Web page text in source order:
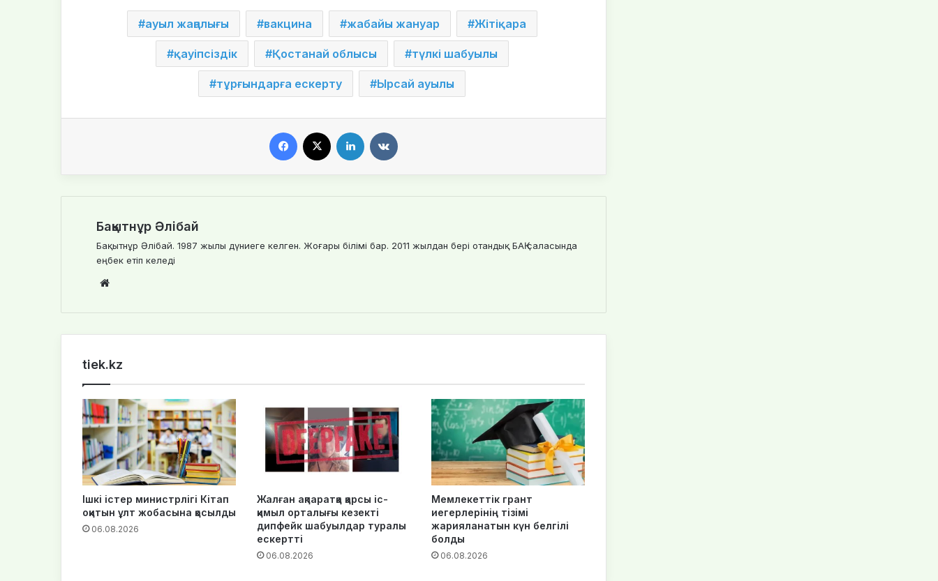
ауыл жаңалығы вакцина жабайы жануар Жітіқара
қауіпсіздік Қостанай облысы түлкі шабуылы
тұрғындарға ескерту Ырсай ауылы
Facebook LinkedIn
Бақытнұр Әлібай
Бақытнұр Әлібай. 1987 жылы дүниеге келген. Жоғары білімі бар. 2011 жылдан бері отандық БАҚ саласында
еңбек етіп келеді
tiek.kz
Ішкі істер министрлігі Кітап
оқитын ұлт жобасына қосылды
06.08.2026
Жалған ақпаратқа қарсы іс-
қимыл орталығы кезекті
дипфейк шабуылдар туралы
ескертті
06.08.2026
Мемлекеттік грант
иегерлерінің тізімі
жарияланатын күн белгілі
болды
06.08.2026